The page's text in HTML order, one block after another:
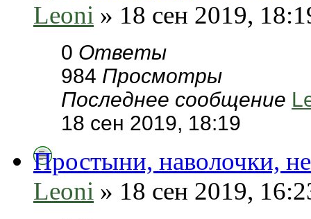
Leoni » 18 сен 2019,
0 Ответы
984 Просмотры
Последнее сообщение
18 сен 2019, 18:19
Простыни, наволочки,
Leoni » 18 сен 2019,